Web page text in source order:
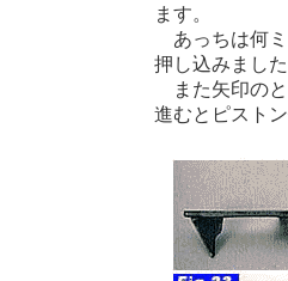
ます。
あっちは何ミ
押し込みました
また矢印のと
進むとピスト